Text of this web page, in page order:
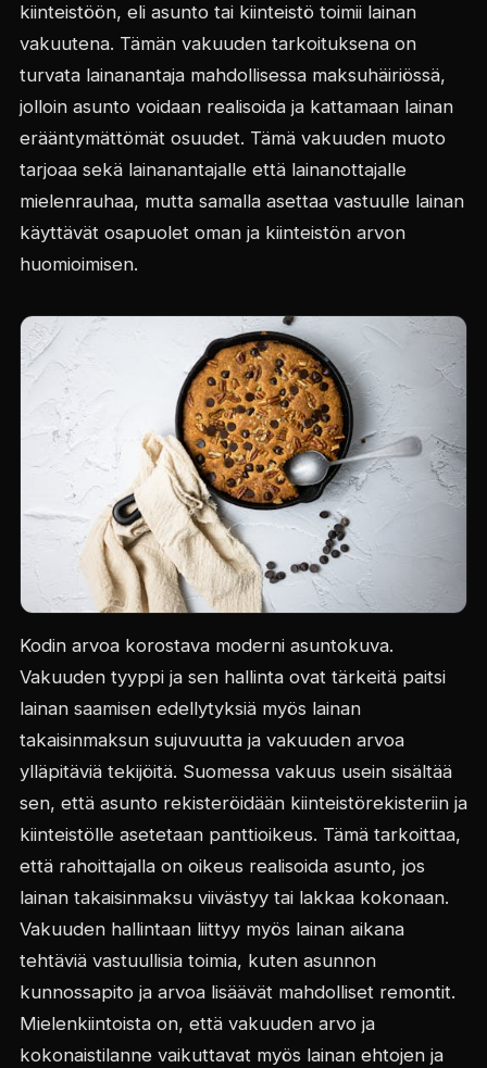
kiinteistöön, eli asunto tai kiinteistö toimii lainan
vakuutena. Tämän vakuuden tarkoituksena on
turvata lainanantaja mahdollisessa maksuhäiriössä,
jolloin asunto voidaan realisoida ja kattamaan lainan
erääntymättömät osuudet. Tämä vakuuden muoto
tarjoaa sekä lainanantajalle että lainanottajalle
mielenrauhaa, mutta samalla asettaa vastuulle lainan
käyttävät osapuolet oman ja kiinteistön arvon
huomioimisen.
Kodin arvoa korostava moderni asuntokuva.
Vakuuden tyyppi ja sen hallinta ovat tärkeitä paitsi
lainan saamisen edellytyksiä myös lainan
takaisinmaksun sujuvuutta ja vakuuden arvoa
ylläpitäviä tekijöitä. Suomessa vakuus usein sisältää
sen, että asunto rekisteröidään kiinteistörekisteriin ja
kiinteistölle asetetaan panttioikeus. Tämä tarkoittaa,
että rahoittajalla on oikeus realisoida asunto, jos
lainan takaisinmaksu viivästyy tai lakkaa kokonaan.
Vakuuden hallintaan liittyy myös lainan aikana
tehtäviä vastuullisia toimia, kuten asunnon
kunnossapito ja arvoa lisäävät mahdolliset remontit.
Mielenkiintoista on, että vakuuden arvo ja
kokonaistilanne vaikuttavat myös lainan ehtojen ja